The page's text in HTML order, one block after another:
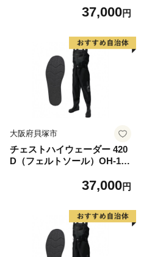
37,000円
大阪府貝塚市
チェストハイウェーダー 420
D（フェルトソール）OH-104
37,000円